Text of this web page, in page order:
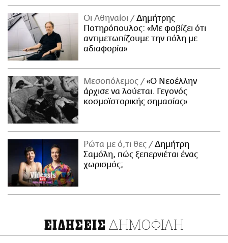
Οι Αθηναίοι
Δημήτρης
Ποτηρόπουλος: «Με φοβίζει ότι
αντιμετωπίζουμε την πόλη με
αδιαφορία»
Μεσοπόλεμος
«Ο Νεοέλλην
άρχισε να λούεται. Γεγονός
κοσμοϊστορικής σημασίας»
Ρώτα με ό,τι θες
Δημήτρη
Σαμόλη, πώς ξεπερνιέται ένας
χωρισμός;
ΕΙΔΗΣΕΙΣ ΔΗΜΟΦΙΛΗ